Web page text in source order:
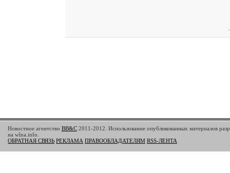
Новостное агентство BB&C 2011-2012. Использование опубликованных материалов
на wlna.info.
ОБРАТНАЯ СВЯЗЬ РЕКЛАМА ПРАВООБЛАДАТЕЛЯМ RSS-ЛЕНТА